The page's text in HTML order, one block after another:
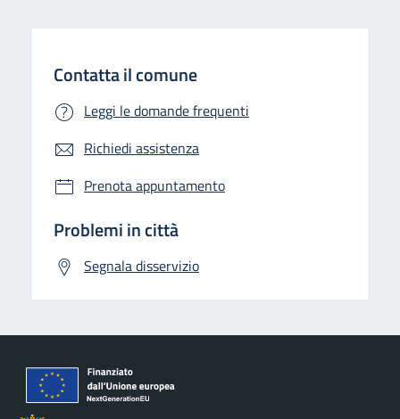
Contatta il comune
Leggi le domande frequenti
Richiedi assistenza
Prenota appuntamento
Problemi in città
Segnala disservizio